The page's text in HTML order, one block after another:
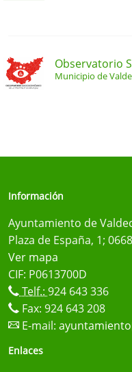
Observatorio
Municipio de
Información
Ayuntamiento de
Plaza de España, 1;
Ver mapa
CIF: P0613700D
Telf.: 924 643 336
Fax: 924 643 208
E-mail:
Enlaces